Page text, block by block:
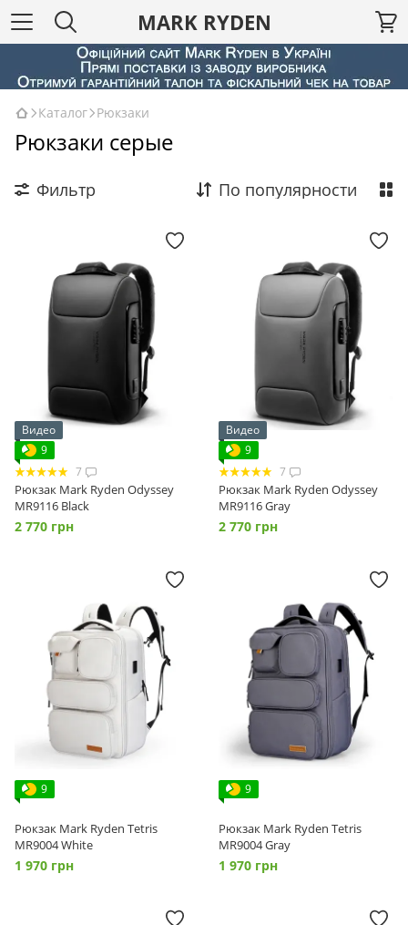
MARK RYDEN
Каталог Рюкзаки
Рюкзаки серые
Фильтр По популярности
Видео
9
7
Рюкзак Mark Ryden Odyssey
MR9116 Black
2 770 грн
Видео
9
7
Рюкзак Mark Ryden Odyssey
MR9116 Gray
2 770 грн
9
Рюкзак Mark Ryden Tetris
MR9004 White
1 970 грн
9
Рюкзак Mark Ryden Tetris
MR9004 Gray
1 970 грн